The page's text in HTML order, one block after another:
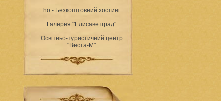
ho - Безкоштовний хостинг
Галерея "Елисаветград"
Освітньо-туристичний центр
"Веста-М"